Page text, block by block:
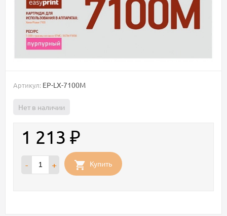
Артикул: EP-LX-7100M
Нет в наличии
1 213
- + Купить